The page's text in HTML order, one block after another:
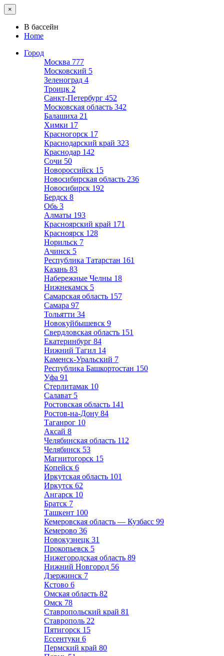
×
В бассейн
Home
Город
Москва 777
Московский 5
Зеленоград 4
Троицк 2
Санкт-Петербург 452
Московская область 342
Балашиха 21
Химки 17
Красногорск 17
Краснодарский край 323
Краснодар 142
Сочи 50
Новороссийск 15
Новосибирская область 236
Новосибирск 192
Бердск 8
Обь 3
Алматы 193
Красноярский край 171
Красноярск 128
Норильск 7
Ачинск 5
Республика Татарстан 161
Казань 83
Набережные Челны 18
Нижнекамск 5
Самарская область 157
Самара 97
Тольятти 34
Новокуйбышевск 9
Свердловская область 151
Екатеринбург 84
Нижний Тагил 14
Каменск-Уральский 7
Республика Башкортостан 150
Уфа 91
Стерлитамак 10
Салават 5
Ростовская область 141
Ростов-на-Дону 84
Таганрог 10
Аксай 8
Челябинская область 112
Челябинск 53
Магнитогорск 15
Копейск 6
Иркутская область 101
Иркутск 62
Ангарск 10
Братск 7
Ташкент 100
Кемеровская область — Кузбасс 99
Кемерово 36
Новокузнецк 31
Прокопьевск 5
Нижегородская область 89
Нижний Новгород 56
Дзержинск 7
Кстово 6
Омская область 82
Омск 78
Ставропольский край 81
Ставрополь 22
Пятигорск 15
Ессентуки 6
Пермский край 80